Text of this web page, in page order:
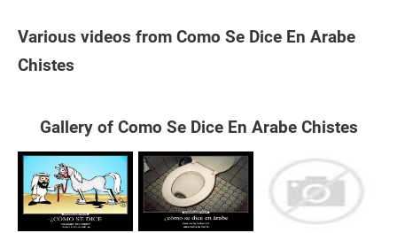
Various videos from Como Se Dice En Arabe
Chistes
Gallery of Como Se Dice En Arabe Chistes